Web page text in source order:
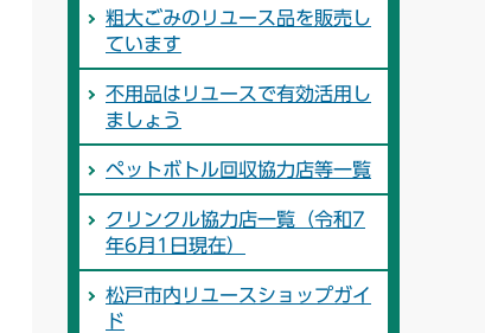
粗大ごみのリユース品を販売し
ています
不用品はリユースで有効活用し
ましょう
ペットボトル回収協力店等一覧
クリンクル協力店一覧（令和7
年6月1日現在）
松戸市内リユースショップガイ
ド